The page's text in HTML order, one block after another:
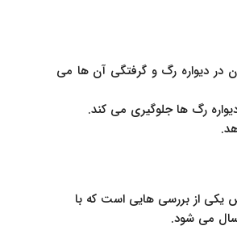
در دیواره رگ و گرفتگی آن ها می
رگ ها جلوگیری می کند.
یکی از بررسی هایی است که با